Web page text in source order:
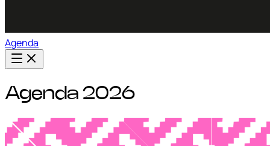
Agenda
Agenda 2026